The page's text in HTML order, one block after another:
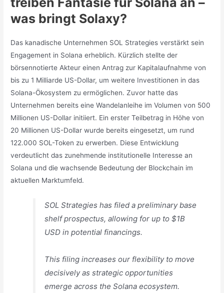
was bringt Solaxy?
Das kanadische Unternehmen SOL Strategies verstärkt sein
Engagement in Solana erheblich. Kürzlich stellte der
börsennotierte Akteur einen Antrag zur Kapitalaufnahme von
bis zu 1 Milliarde US-Dollar, um weitere Investitionen in das
Solana-Ökosystem zu ermöglichen. Zuvor hatte das
Unternehmen bereits eine Wandelanleihe im Volumen von 500
Millionen US-Dollar initiiert. Ein erster Teilbetrag in Höhe von
20 Millionen US-Dollar wurde bereits eingesetzt, um rund
122.000 SOL-Token zu erwerben. Diese Entwicklung
verdeutlicht das zunehmende institutionelle Interesse an
Solana und die wachsende Bedeutung der Blockchain im
aktuellen Marktumfeld.
SOL Strategies has filed a preliminary base
shelf prospectus, allowing for up to $1B
USD in potential financings.
This filing increases our flexibility to move
decisively as strategic opportunities
emerge across the Solana ecosystem.